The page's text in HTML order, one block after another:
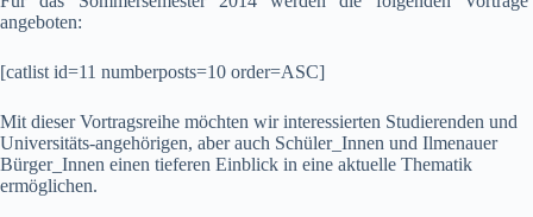
angeboten:
[catlist id=11 numberposts=10 order=ASC]
Mit dieser Vortragsreihe möchten wir interessierten Studierenden und
Universitäts-angehörigen, aber auch Schüler_Innen und Ilmenauer
Bürger_Innen einen tieferen Einblick in eine aktuelle Thematik
ermöglichen.